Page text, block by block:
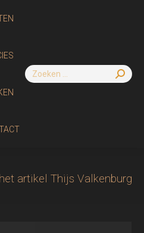
Zoeken:
artikel Thijs Valkenburg
HOME